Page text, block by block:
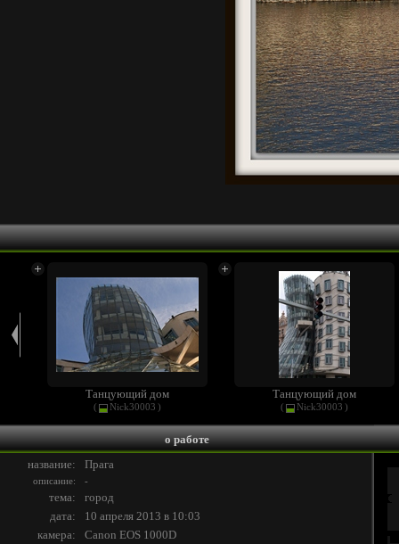
Танцующий дом
( Nick30003 )
Танцующий дом
( Nick30003 )
о работе
название:
Прага
описание: -
тема:
город
дата:
10 апреля 2013 в 10:03
камера:
Canon EOS 1000D